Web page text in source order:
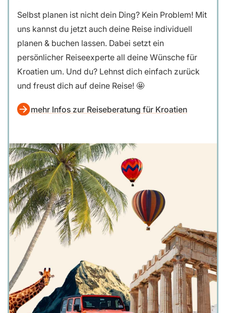
Selbst planen ist nicht dein Ding? Kein Problem! Mit
uns kannst du jetzt auch deine Reise individuell
planen & buchen lassen. Dabei setzt ein
persönlicher Reiseexperte all deine Wünsche für
Kroatien um. Und du? Lehnst dich einfach zurück
und freust dich auf deine Reise! 🤩
mehr Infos zur Reiseberatung für Kroatien